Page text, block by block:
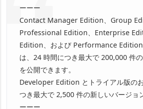
ーーー
Contact Manager Edition、Group
Professional Edition、Enterprise
Edition、および Performance Edition
は、24 時間につき最大で 200,000 件
を公開できます。
Developer Edition とトライアル版の
つき最大で 2,500 件の新しいバージョ
ーーー